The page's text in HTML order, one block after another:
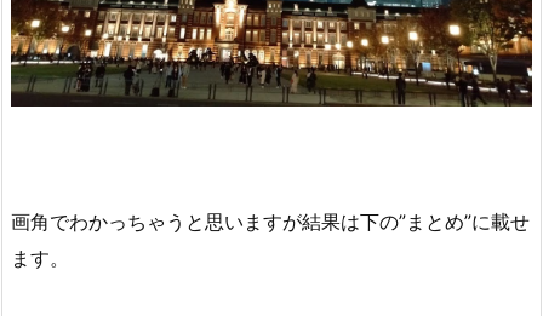
画角でわかっちゃうと思いますが結果は下の”まとめ”に載せ
ます。